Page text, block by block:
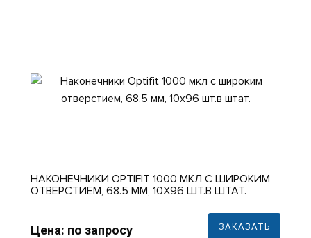
НАКОНЕЧНИКИ OPTIFIT 1000 МКЛ С ШИРОКИМ
ОТВЕРСТИЕМ, 68.5 ММ, 10Х96 ШТ.В ШТАТ.
Цена: по запросу ЗАКАЗАТЬ